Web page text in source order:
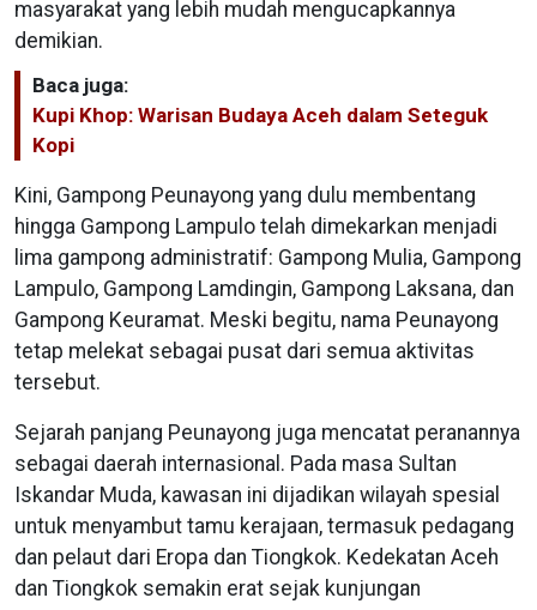
masyarakat yang lebih mudah mengucapkannya
demikian.
Baca juga:
Kupi Khop: Warisan Budaya Aceh dalam Seteguk
Kopi
Kini, Gampong Peunayong yang dulu membentang
hingga Gampong Lampulo telah dimekarkan menjadi
lima gampong administratif: Gampong Mulia, Gampong
Lampulo, Gampong Lamdingin, Gampong Laksana, dan
Gampong Keuramat. Meski begitu, nama Peunayong
tetap melekat sebagai pusat dari semua aktivitas
tersebut.
Sejarah panjang Peunayong juga mencatat peranannya
sebagai daerah internasional. Pada masa Sultan
Iskandar Muda, kawasan ini dijadikan wilayah spesial
untuk menyambut tamu kerajaan, termasuk pedagang
dan pelaut dari Eropa dan Tiongkok. Kedekatan Aceh
dan Tiongkok semakin erat sejak kunjungan